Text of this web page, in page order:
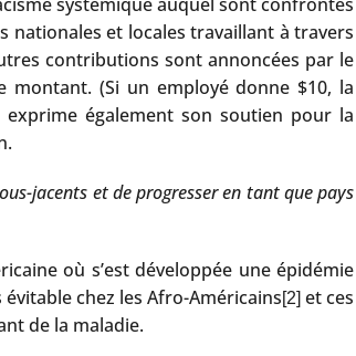
nationales et locales travaillant à travers
contributions sont annoncées par le
(Si un employé donne $10, la
exprime également son soutien pour la
jacents et de progresser en tant que pays
où s’est développée une épidémie
chez les Afro-Américains[2] et ces
de la maladie.